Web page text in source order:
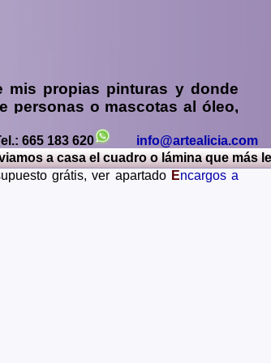
mis propias pinturas y donde
personas o mascotas al óleo,
Cantabria, Castellon, Ceuta, Ciudad
Malaga, Melilla, Murcia, Navarra,
Valencia, Valladolid, Vizcaya, Zamora,
665 183 620
info@artealicia.com
a casa el cuadro o lámina que más le
grátis, ver apartado Encargos a